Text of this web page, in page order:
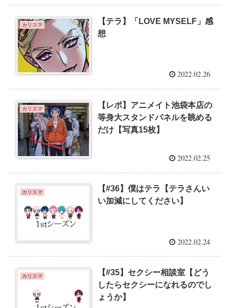
カリスマ
【テラ】「LOVE MYSELF」感
想
2022.02.26
カリスマ
【レポ】アニメイト池袋本店の
等身大スタンドパネルを眺める
だけ【写真15枚】
2022.02.25
カリスマ
【#36】僕はテラ【テラさんい
い加減にしてください】
2022.02.24
カリスマ
【#35】セクシー相談室【どう
したらセクシーになれるのでし
ょうか】